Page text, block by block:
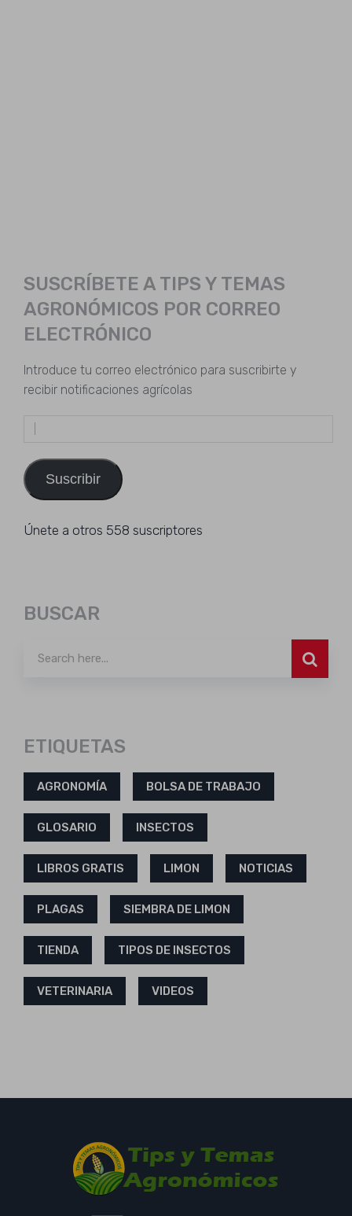
SUSCRÍBETE A TIPS Y TEMAS
AGRONÓMICOS POR CORREO
ELECTRÓNICO
Introduce tu correo electrónico para suscribirte y
recibir notificaciones agrícolas
Dirección
email
Suscribir
Únete a otros 558 suscriptores
BUSCAR
ETIQUETAS
AGRONOMÍA BOLSA DE TRABAJO
GLOSARIO INSECTOS
LIBROS GRATIS LIMON NOTICIAS
PLAGAS SIEMBRA DE LIMON
TIENDA TIPOS DE INSECTOS
VETERINARIA VIDEOS